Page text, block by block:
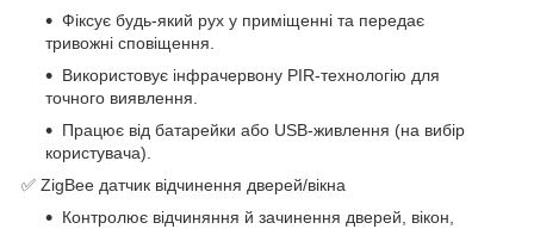
Фіксує будь-який рух у приміщенні та передає
тривожні сповіщення.
Використовує інфрачервону PIR-технологію для
точного виявлення.
Працює від батарейки або USB-живлення (на вибір
користувача).
✅ ZigBee датчик відчинення дверей/вікна
Контролює відчиняння й зачинення дверей, вікон,